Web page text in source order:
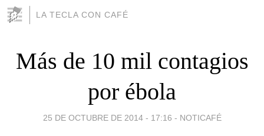
LA TECLA CON CAFÉ
Más de 10 mil contagios
por ébola
25 DE OCTUBRE DE 2014 - 17:16 - NOTICAFÉ